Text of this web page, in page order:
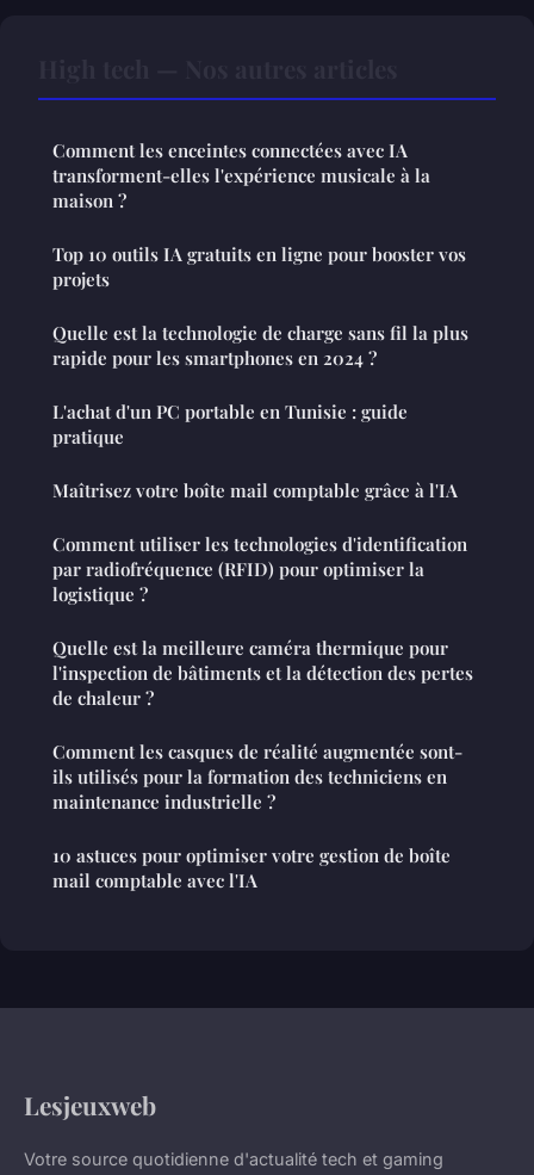
Comment les enceintes connectées avec IA
transforment-elles l'expérience musicale à la
maison ?
Top 10 outils IA gratuits en ligne pour booster vos
projets
Quelle est la technologie de charge sans fil la plus
rapide pour les smartphones en 2024 ?
L'achat d'un PC portable en Tunisie : guide
pratique
Maîtrisez votre boîte mail comptable grâce à l'IA
Comment utiliser les technologies d'identification
par radiofréquence (RFID) pour optimiser la
logistique ?
Quelle est la meilleure caméra thermique pour
l'inspection de bâtiments et la détection des pertes
de chaleur ?
Comment les casques de réalité augmentée sont-
ils utilisés pour la formation des techniciens en
maintenance industrielle ?
10 astuces pour optimiser votre gestion de boîte
mail comptable avec l'IA
Lesjeuxweb
Votre source quotidienne d'actualité tech et gaming